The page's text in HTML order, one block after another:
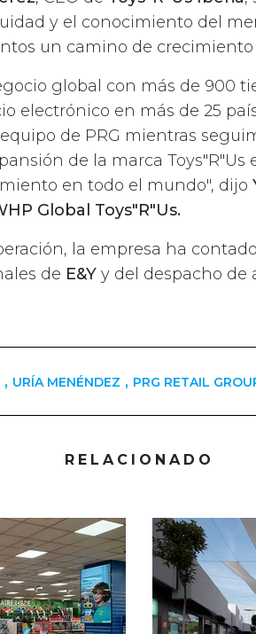
y el conocimiento del
un camino de crecimiento
global con más de 900
electrónico en más de 25
de PRG mientras
de la marca Toys"R"Us
en todo el mundo", dijo
Global Toys"R"Us.
la empresa ha
de E&Y y del despacho de
, URÍA MENÉNDEZ , PRG RETAIL
RELACIONADO